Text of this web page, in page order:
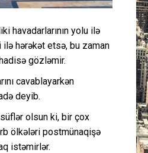
Peşə etikası
Əlaqə
havadarlarının yolu ilə
ilə hərəkət etsə, bu zaman
gözləmir.
cavablayarkən
deyib.
olsun ki, bir çox
ölkələri postmünaqişə
istəmirlər.